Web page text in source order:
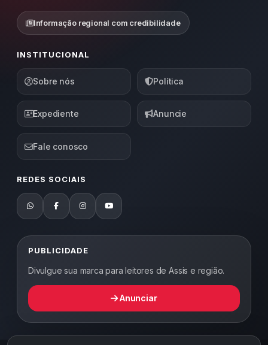
Informação regional com credibilidade
INSTITUCIONAL
Sobre nós Política
Expediente Anuncie
Fale conosco
REDES SOCIAIS
PUBLICIDADE
Divulgue sua marca para leitores de Assis e região.
Anunciar